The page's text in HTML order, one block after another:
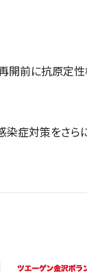
開前に抗原定
症対策をさら